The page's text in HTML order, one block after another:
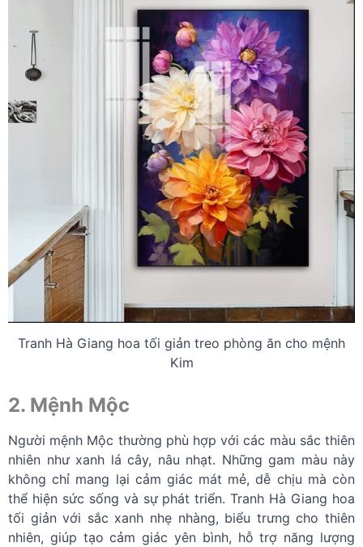
Tranh Hà Giang hoa tối giản treo phòng ăn cho mệnh
Kim
2. Mệnh Mộc
Người mệnh Mộc thường phù hợp với các màu sắc thiên
nhiên như xanh lá cây, nâu nhạt. Những gam màu này
không chỉ mang lại cảm giác mát mẻ, dễ chịu mà còn
thể hiện sức sống và sự phát triển. Tranh Hà Giang hoa
tối giản với sắc xanh nhẹ nhàng, biểu trưng cho thiên
nhiên, giúp tạo cảm giác yên bình, hỗ trợ năng lượng